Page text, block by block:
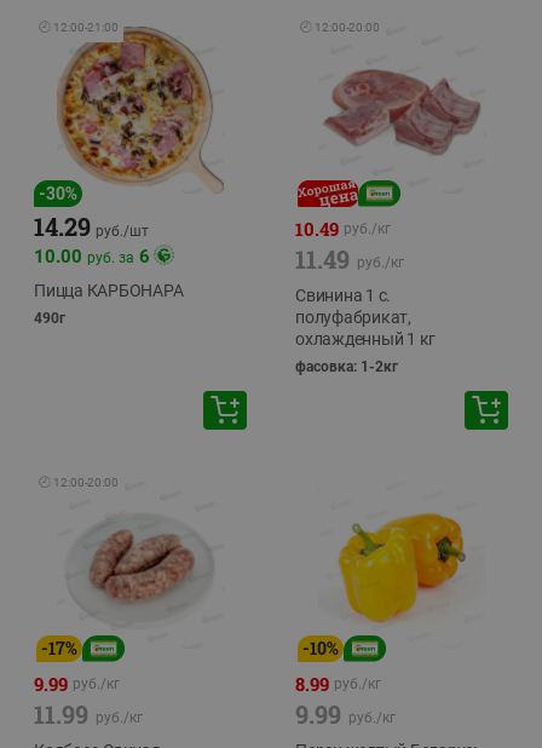
🕘 12:00-21:00
-30%
14.29 руб./шт
10.00 руб. за 6
Пицца КАРБОНАРА
490г
🕘 12:00-20:00
10.49 руб./кг
11.49 руб./кг
Свинина 1 с.
полуфабрикат,
охлажденный 1 кг
фасовка: 1-2кг
🕘 12:00-20:00
-17%
9.99 руб./кг
11.99 руб./кг
-10%
8.99 руб./кг
9.99 руб./кг